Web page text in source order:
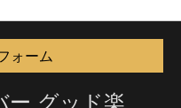
ォーム
ー グッド楽